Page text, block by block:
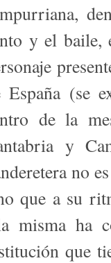
y el baile,
España (se
de la
y
no
que a su
misma ha
que